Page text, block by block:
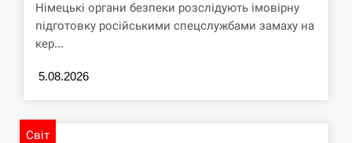
Німецькі органи безпеки розслідують імовірну
підготовку російськими спецслужбами замаху на
кер...
5.08.2026
Світ